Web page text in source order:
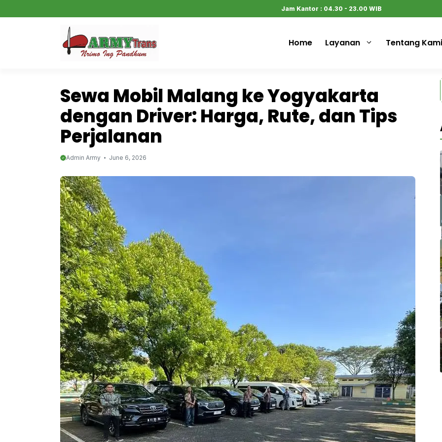
to
Jam Kantor : 04.30 - 23.00 WIB
Home Layanan Tentang Kami
Sewa Mobil Malang ke Yogyakarta
dengan Driver: Harga, Rute, dan Tips
Perjalanan
Admin Army June 6, 2026